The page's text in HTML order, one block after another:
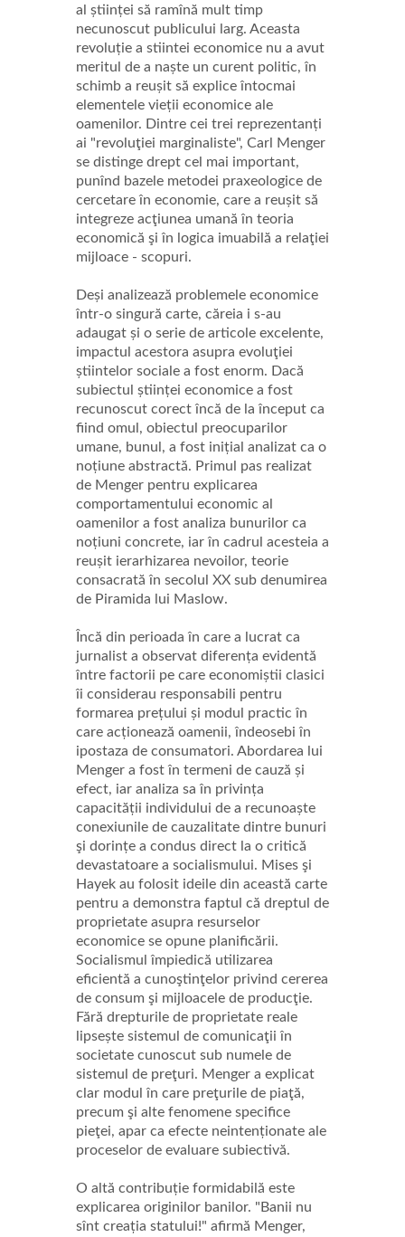
al științei să ramînă mult timp
necunoscut publicului larg. Aceasta
revoluție a stiintei economice nu a avut
meritul de a naște un curent politic, în
schimb a reușit să explice întocmai
elementele vieții economice ale
oamenilor. Dintre cei trei reprezentanți
ai "revoluţiei marginaliste", Carl Menger
se distinge drept cel mai important,
punînd bazele metodei praxeologice de
cercetare în economie, care a reușit să
integreze acţiunea umană în teoria
economică şi în logica imuabilă a relaţiei
mijloace - scopuri.
Deși analizează problemele economice
într-o singură carte, căreia i s-au
adaugat și o serie de articole excelente,
impactul acestora asupra evoluţiei
știintelor sociale a fost enorm. Dacă
subiectul științei economice a fost
recunoscut corect încă de la început ca
fiind omul, obiectul preocuparilor
umane, bunul, a fost inițial analizat ca o
noțiune abstractă. Primul pas realizat
de Menger pentru explicarea
comportamentului economic al
oamenilor a fost analiza bunurilor ca
noțiuni concrete, iar în cadrul acesteia a
reușit ierarhizarea nevoilor, teorie
consacrată în secolul XX sub denumirea
de Piramida lui Maslow.
Încă din perioada în care a lucrat ca
jurnalist a observat diferența evidentă
între factorii pe care economiștii clasici
îi considerau responsabili pentru
formarea prețului și modul practic în
care acționează oamenii, îndeosebi în
ipostaza de consumatori. Abordarea lui
Menger a fost în termeni de cauză și
efect, iar analiza sa în privința
capacității individului de a recunoaște
conexiunile de cauzalitate dintre bunuri
şi dorințe a condus direct la o critică
devastatoare a socialismului. Mises şi
Hayek au folosit ideile din această carte
pentru a demonstra faptul că dreptul de
proprietate asupra resurselor
economice se opune planificării.
Socialismul împiedică utilizarea
eficientă a cunoştinţelor privind cererea
de consum şi mijloacele de producţie.
Fără drepturile de proprietate reale
lipsește sistemul de comunicaţii în
societate cunoscut sub numele de
sistemul de preţuri. Menger a explicat
clar modul în care preţurile de piaţă,
precum şi alte fenomene specifice
pieţei, apar ca efecte neintenționate ale
proceselor de evaluare subiectivă.
O altă contribuție formidabilă este
explicarea originilor banilor. "Banii nu
sînt creația statului!" afirmă Menger,